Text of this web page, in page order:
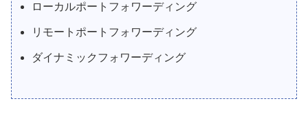
ローカルポートフォワーディング
リモートポートフォワーディング
ダイナミックフォワーディング